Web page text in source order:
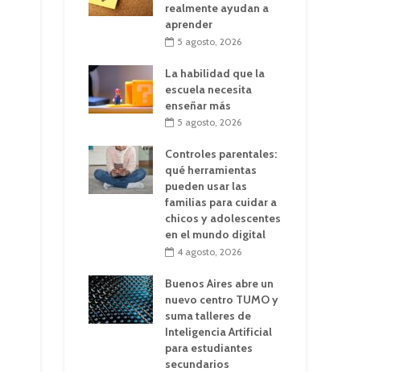
realmente ayudan a
aprender
5 agosto, 2026
La habilidad que la
escuela necesita
enseñar más
5 agosto, 2026
Controles parentales:
qué herramientas
pueden usar las
familias para cuidar a
chicos y adolescentes
en el mundo digital
4 agosto, 2026
Buenos Aires abre un
nuevo centro TUMO y
suma talleres de
Inteligencia Artificial
para estudiantes
secundarios